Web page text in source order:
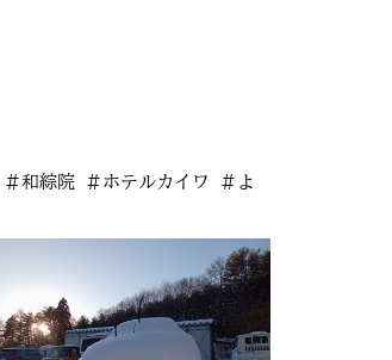
＃和綜院 ＃ホテルカイワ ＃よ